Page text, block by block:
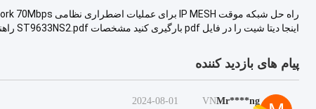
اینجا دیتا شیت را در فایل pdf بارگیری کنید مشخصات ST9633NS2.pdf راهنمای کاربر ...
پیام های بازدید کننده
Mr****ng
VN
2024-08-01